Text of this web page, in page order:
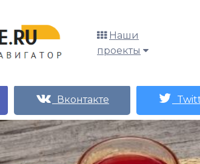
Наши
проекты
Вконтакте